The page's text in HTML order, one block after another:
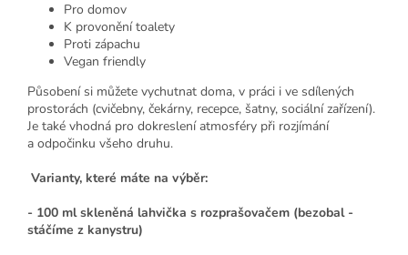
Pro domov
K provonění toalety
Proti zápachu
Vegan friendly
Působení si můžete vychutnat doma, v práci i ve sdílených
prostorách (cvičebny, čekárny, recepce, šatny, sociální zařízení).
Je také vhodná pro dokreslení atmosféry při rozjímání
a odpočinku všeho druhu.
Varianty, které máte na výběr:
- 100 ml skleněná lahvička s rozprašovačem (bezobal -
stáčíme z kanystru)